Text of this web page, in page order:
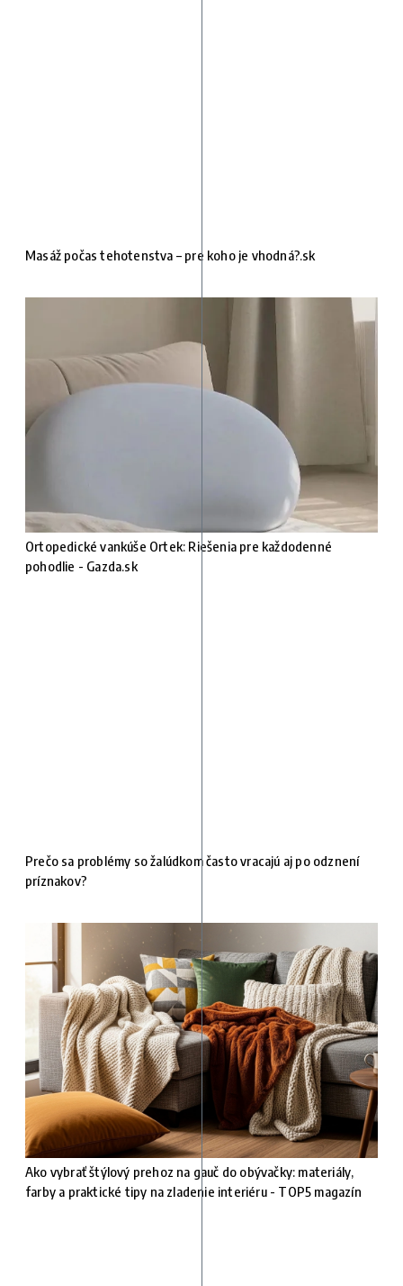
Masáž počas tehotenstva – pre koho je vhodná?.sk
Ortopedické vankúše Ortek: Riešenia pre každodenné
pohodlie - Gazda.sk
Prečo sa problémy so žalúdkom často vracajú aj po odznení
príznakov?
Ako vybrať štýlový prehoz na gauč do obývačky: materiály,
farby a praktické tipy na zladenie interiéru - TOP5 magazín